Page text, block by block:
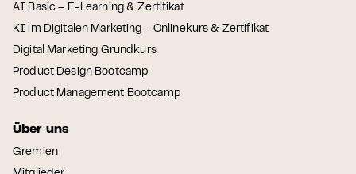
AI Basic – E-Learning & Zertifikat
KI im Digitalen Marketing – Onlinekurs & Zertifikat
Digital Marketing Grundkurs
Product Design Bootcamp
Product Management Bootcamp
Über uns
Gremien